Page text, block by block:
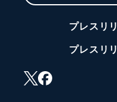
プレスリ
プレスリ